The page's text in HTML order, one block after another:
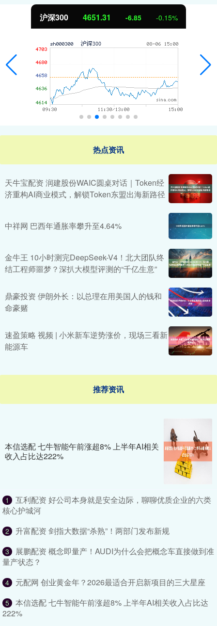
北证50 1122.88 3.42
热点资讯
天牛宝配资 润建股份WAIC圆桌对话｜Token经
济重构AI商业模式，解锁Token东盟出海新路径
中祥网 巴西年通胀率攀升至4.64%
金牛王 10小时测完DeepSeek-V4！北大团队终
结工程师噩梦？深扒大模型评测的“千亿生意”
鼎豪投资 伊朗外长：以总理在用美国人的钱和
命豪赌
速盈策略 视频 | 小米新车逆势涨价，现场三看新
能源车
推荐资讯
本信选配 七牛智能午前涨超8% 上半年AI相关
收入占比达222%
1
互利配资 好公司本身就是安全边际，聊聊优质企业的六类
核心护城河
2 升富配资 剑指大数据“杀熟”！两部门发布新规
3
展鹏配资 概念即量产！AUDI为什么会把概念车直接做到准
量产状态？
4 元配网 创业黄金年？2026最适合开启新项目的三大星座
5
本信选配 七牛智能午前涨超8% 上半年AI相关收入占比达
222%